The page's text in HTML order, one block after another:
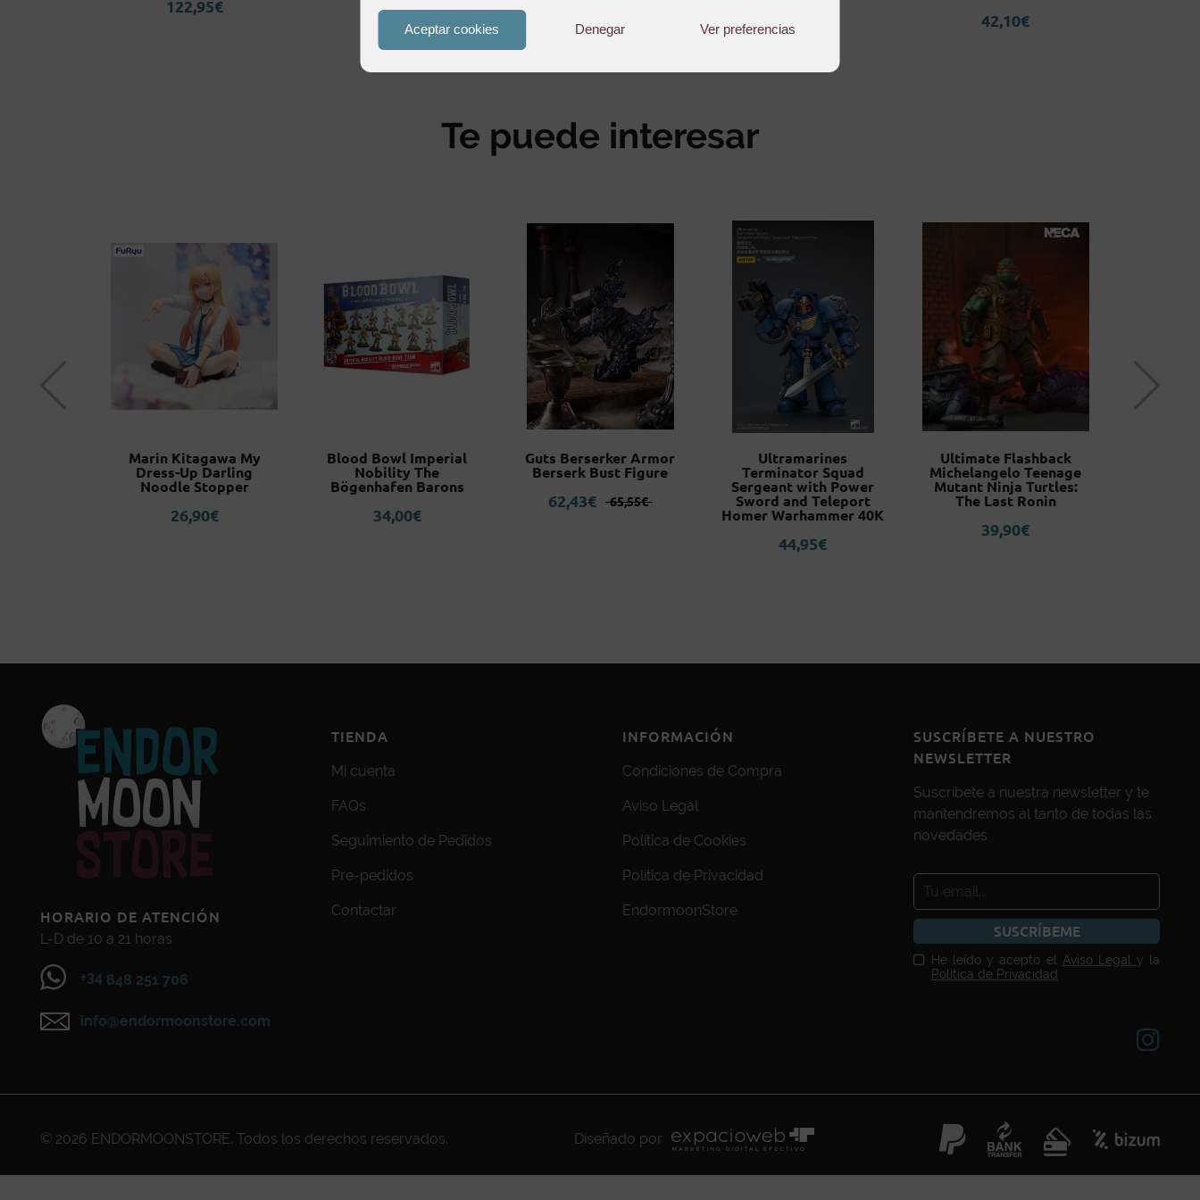
Aceptar cookies Denegar Ver preferencias
122,95€
42,10€
Te puede interesar
Marin Kitagawa My
Dress-Up Darling
Noodle Stopper
26,90€
Blood Bowl Imperial
Nobility The
Bögenhafen Barons
34,00€
Guts Berserker Armor
Berserk Bust Figure
65,55€
El
62,43€ El
Ultramarines
Terminator Squad
Sergeant with Power
Sword and Teleport
Homer Warhammer 40K
44,95€
Ultimate Flashback
Michelangelo Teenage
Mutant Ninja Turtles:
The Last Ronin
39,90€
HORARIO DE ATENCIÓN
L-D de 10 a 21 horas
+34 648 251 706
info@endormoonstore.com
TIENDA
Mi cuenta
FAQs
Seguimiento de Pedidos
Pre-pedidos
Contactar
INFORMACIÓN
Condiciones de Compra
Aviso Legal
Política de Cookies
Política de Privacidad
EndormoonStore
SUSCRÍBETE A NUESTRO
NEWSLETTER
Suscríbete a nuestra newsletter y te
mantendremos al tanto de todas las
novedades
SUSCRÍBEME
He leído y acepto el Aviso Legal y la
Política de Privacidad
© 2026 ENDORMOONSTORE. Todos los derechos reservados. Diseñado por